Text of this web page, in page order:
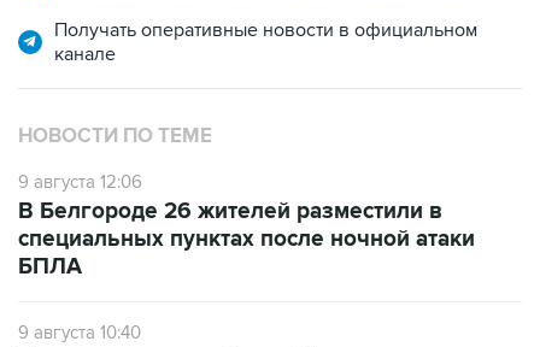
Получать оперативные новости в официальном
канале
НОВОСТИ ПО ТЕМЕ
9 августа 12:06
В Белгороде 26 жителей разместили в
специальных пунктах после ночной атаки
БПЛА
9 августа 10:40